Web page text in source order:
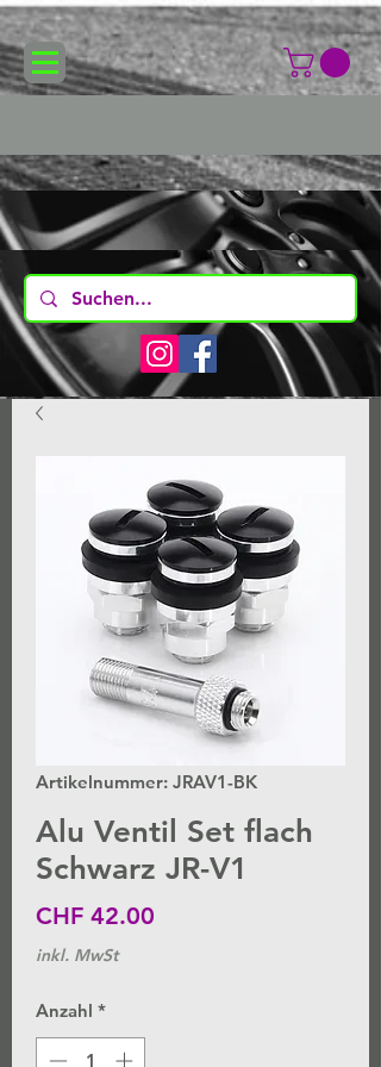
Artikelnummer: JRAV1-BK
Alu Ventil Set flach
Schwarz JR-V1
CHF 42.00
inkl. MwSt
Anzahl *